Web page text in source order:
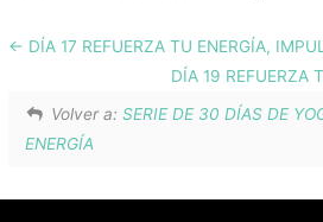
DÍA 17 REFUERZA TU ENERGÍA,
DÍA 19 REFUERZA
Volver a:SERIE DE 30 DÍAS DE
ENERGÍA